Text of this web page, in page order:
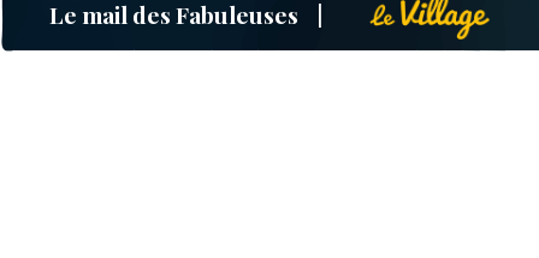
Le mail des Fabuleuses